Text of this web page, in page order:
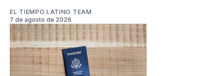
EL TIEMPO LATINO TEAM
7 de agosto de 2026